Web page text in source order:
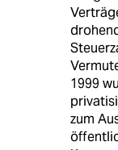
1999
zum